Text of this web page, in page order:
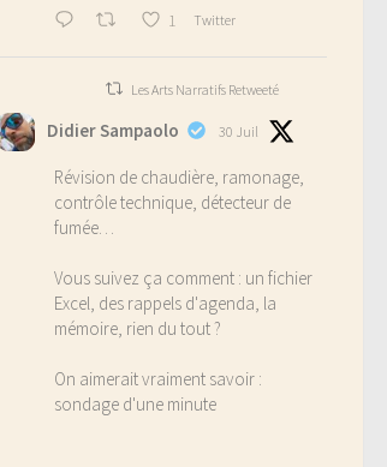
1 Twitter
Les Arts Narratifs Retweeté
Didier Sampaolo 30 Juil
Révision de chaudière, ramonage,
contrôle technique, détecteur de
fumée…
Vous suivez ça comment : un fichier
Excel, des rappels d'agenda, la
mémoire, rien du tout ?
On aimerait vraiment savoir :
sondage d'une minute